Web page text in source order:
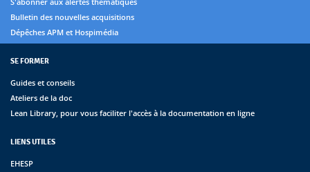
Bulletin des nouvelles acquisitions
Dépêches APM et Hospimédia
SE FORMER
Guides et conseils
Ateliers de la doc
Lean Library, pour vous faciliter l'accès à la documentation en ligne
LIENS UTILES
EHESP